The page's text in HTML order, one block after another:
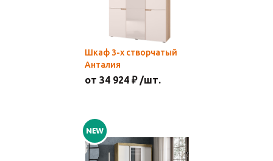
Шкаф 3-х створчатый
Анталия
от 34 924 ₽ /шт.